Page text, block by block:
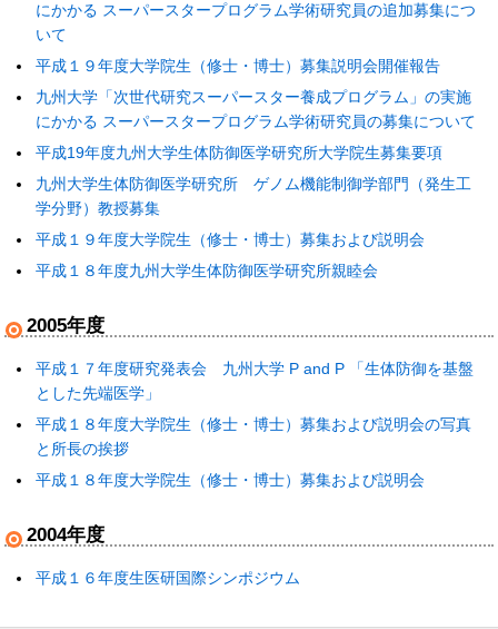
にかかる スーパースタープログラム学術研究員の追加募集につ
いて
平成１９年度大学院生（修士・博士）募集説明会開催報告
九州大学「次世代研究スーパースター養成プログラム」の実施
にかかる スーパースタープログラム学術研究員の募集について
平成19年度九州大学生体防御医学研究所大学院生募集要項
九州大学生体防御医学研究所 ゲノム機能制御学部門（発生工
学分野）教授募集
平成１９年度大学院生（修士・博士）募集および説明会
平成１８年度九州大学生体防御医学研究所親睦会
2005年度
平成１７年度研究発表会 九州大学 P and P 「生体防御を基盤
とした先端医学」
平成１８年度大学院生（修士・博士）募集および説明会の写真
と所長の挨拶
平成１８年度大学院生（修士・博士）募集および説明会
2004年度
平成１６年度生医研国際シンポジウム